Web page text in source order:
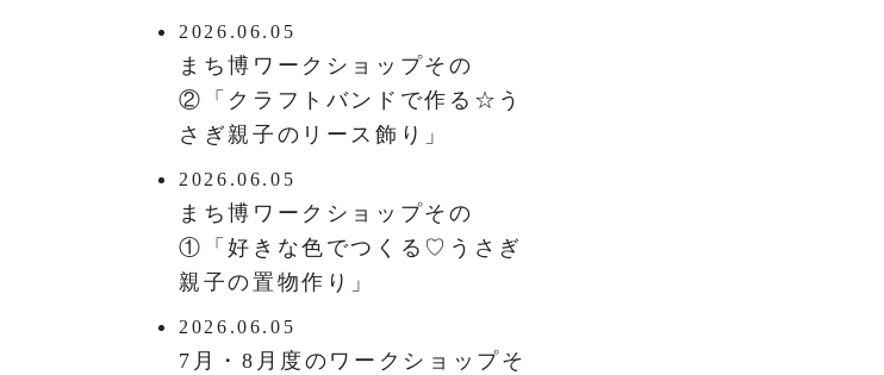
2026.06.05
まち博ワークショップその
②「クラフトバンドで作る☆う
さぎ親子のリース飾り」
2026.06.05
まち博ワークショップその
①「好きな色でつくる♡うさぎ
親子の置物作り」
2026.06.05
7月・8月度のワークショップそ